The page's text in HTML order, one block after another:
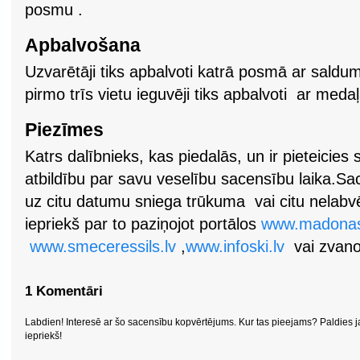
posmu .
Apbalvošana
Uzvarētāji tiks apbalvoti katrā posmā ar
pirmo trīs vietu ieguvēji tiks apbalvoti ar
Piezīmes
Katrs dalībnieks, kas piedalās, un ir pieteicies
atbildību par savu veselību sacensību
uz citu datumu sniega trūkuma vai citu
iepriekš par to paziņojot portālos
www.smeceressils.lv ,www.infoski.lv vai
1 Komentāri
Labdien! Interesē ar šo sacensību kopvērtējums. Kur tas pieejams? Paldies
iepriekš!